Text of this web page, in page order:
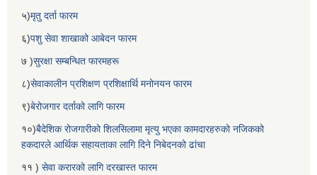
५)मृतु दर्ता फारम
६)पशु सेवा शाखाको आबेदन फारम
७ )सुरक्षा सम्बन्धित फारमहरू
८)सेवाकालीन प्रशिक्षण प्रशिक्षार्थि मनोनयन फारम
९)बेरोजगार दर्ताको लागि फारम
१०)बैदेशिक रोजगारीको शिलसिलामा मृत्यु भएका कामदारहरुको नजिकको
हकदारले आर्थिक सहायताका लागि दिने निबेदनको ढांचा
११ ) सेवा करारको लागि दरखास्त फारम